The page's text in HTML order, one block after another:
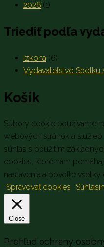
2026 (1)
Triediť podľa
izkona (6)
Vydavateľstvo Spolku
Košík
Súbory cookie používame
webových stránok a služieb.
súhlas s použitím
cookies, ktoré nám
nastavenia a povoľte všetky
Spravovať cookies
Close
Prehľad ochrany